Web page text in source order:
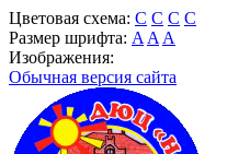
Цветовая схема: C C C C
Размер шрифта: A A A
Изображения:
Обычная версия сайта